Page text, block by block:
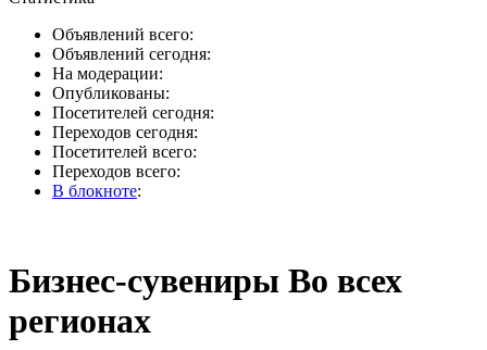
Объявлений всего:
Объявлений сегодня:
На модерации:
Опубликованы:
Посетителей сегодня:
Переходов сегодня:
Посетителей всего:
Переходов всего:
В блокноте:
Бизнес-сувениры Во всех
регионах